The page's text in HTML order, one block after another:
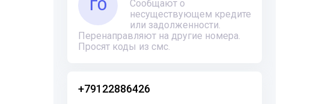
ГО
Сообщают о
несуществующем кредите
или задолженности.
Перенаправляют на другие номера.
Просят коды из смс.
+79122886426